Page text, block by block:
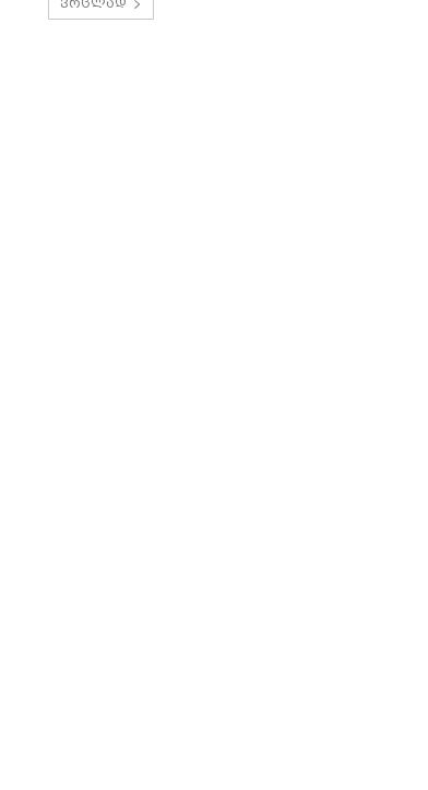
ვრცლად